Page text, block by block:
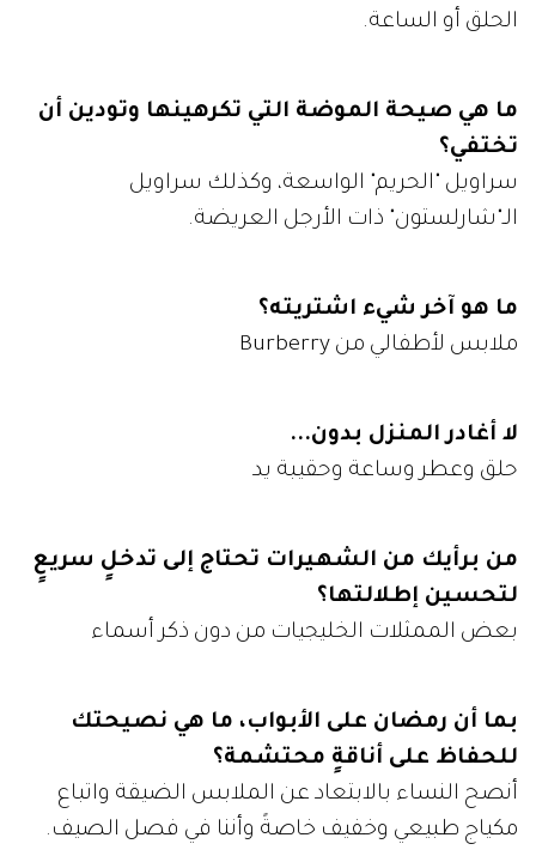
الحلق أو الساعة.
ما هي صيحة الموضة التي تكرهينها وتودين أن
تختفي؟
سراويل "الحريم" الواسعة، وكذلك سراويل
الـ"شارلستون" ذات الأرجل العريضة.
ما هو آخر شيء اشتريته؟
ملابس لأطفالي من Burberry
لا أغادر المنزل بدون...
حلق وعطر وساعة وحقيبة يد
من برأيك من الشهيرات تحتاج إلى تدخلٍ سريعٍ
لتحسين إطلالتها؟
بعض الممثلات الخليجيات من دون ذكر أسماء
بما أن رمضان على الأبواب، ما هي نصيحتك
للحفاظ على أناقةٍ محتشمة؟
أنصح النساء بالابتعاد عن الملابس الضيقة واتباع
مكياج طبيعي وخفيف خاصةً وأننا في فصل الصيف.